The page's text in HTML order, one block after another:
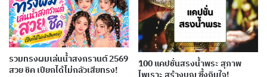
รวมทรงผมเล่นน้ำสงกรานต์ 2569
สวย ชิค เปียกได้ไม่กลัวเสียทรง!
100 แคปชั่นสรงน้ำพระ สุภาพ
ไพเราะ สร้างบุญ ซึ้งกินใจ!